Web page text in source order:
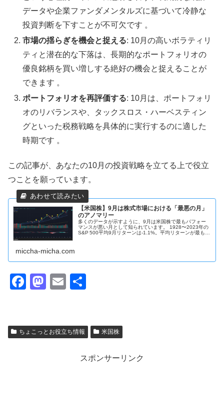
データや企業ファンダメンタルズに基づいて冷静な
投資判断を下すことが不可欠です 。
市場の揺らぎを機会と捉える: 10月の高いボラティリ
ティと潜在的な下落は、長期的なポートフォリオの
優良銘柄を買い増しする絶好の機会と捉えることが
できます 。
ポートフォリオを再評価する: 10月は、ポートフォリ
オのリバランスや、タックスロス・ハーベスティン
グといった税務戦略を具体的に実行するのに適した
時期です 。
この記事が、あなたの10月の投資戦略を立てる上で役立
つことを願っています。
【米国株】9月は株式市場における「最悪の月」
のアノマリー
多くのデータが示すように、9月は米国株で最もパフォー
マンスが悪い月として知られています。 1928〜2023年の
S&P 500平均9月リターンは‐1.1%。平均リターンが最も低
miccha-micha.com
F
e
M
o
E
ちょこっとお役立ち情報 米国株
スポンサーリンク